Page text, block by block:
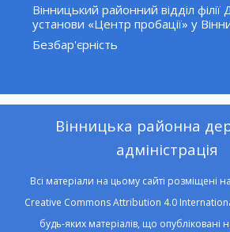
Вінницький районний відділ філії
установи «Центр пробації» у
Безбар'єрність
Вінницька районна
адміністрація
Всі матеріали на цьому сайті розміщені
Creative Commons Attribution 4.0
будь-яких матеріалів, що опубліковані